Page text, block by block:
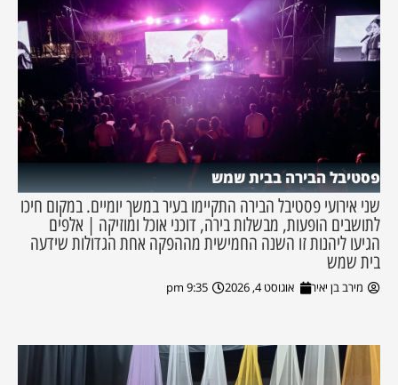
פסטיבל הבירה בבית שמש
שני אירועי פסטיבל הבירה התקיימו בעיר במשך יומיים. במקום חיכו
לתושבים הופעות, מבשלות בירה, דוכני אוכל ומוזיקה | אלפים
הגיעו ליהנות זו השנה החמישית מההפקה אחת הגדולות שידעה
בית שמש
מירב בן יאיר אוגוסט 4, 2026 9:35 pm